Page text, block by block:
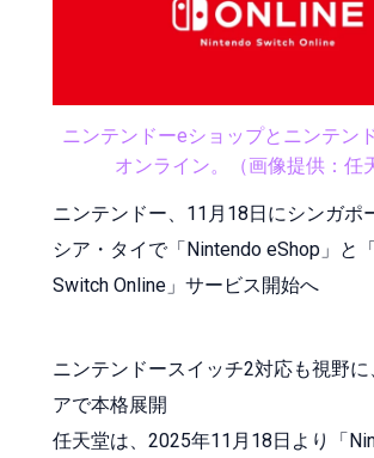
ニンテンドーeショップとニンテン
オンライン。（画像提供：任
ニンテンドー、11月18日にシンガポ
シア・タイで「Nintendo eShop」と
Switch Online」サービス開始へ
ニンテンドースイッチ2対応も視野
アで本格展開
任天堂は、2025年11月18日より「